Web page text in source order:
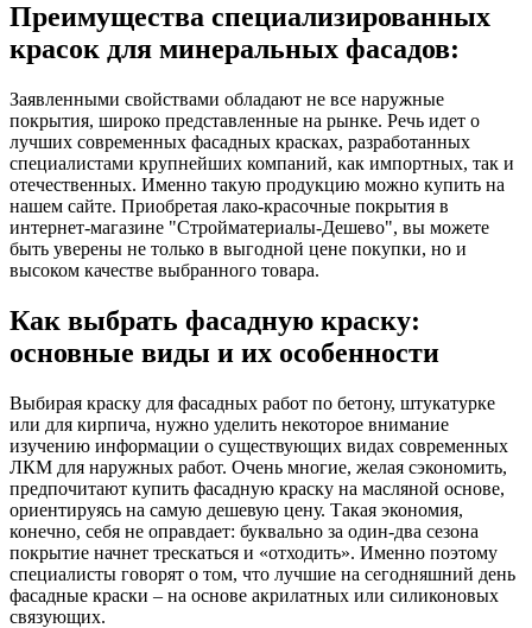
Преимущества специализированных
красок для минеральных фасадов:
Заявленными свойствами обладают не все наружные
покрытия, широко представленные на рынке. Речь идет о
лучших современных фасадных красках, разработанных
специалистами крупнейших компаний, как импортных, так и
отечественных. Именно такую продукцию можно купить на
нашем сайте. Приобретая лако-красочные покрытия в
интернет-магазине "Стройматериалы-Дешево", вы можете
быть уверены не только в выгодной цене покупки, но и
высоком качестве выбранного товара.
Как выбрать фасадную краску:
основные виды и их особенности
Выбирая краску для фасадных работ по бетону, штукатурке
или для кирпича, нужно уделить некоторое внимание
изучению информации о существующих видах современных
ЛКМ для наружных работ. Очень многие, желая сэкономить,
предпочитают купить фасадную краску на масляной основе,
ориентируясь на самую дешевую цену. Такая экономия,
конечно, себя не оправдает: буквально за один-два сезона
покрытие начнет трескаться и «отходить». Именно поэтому
специалисты говорят о том, что лучшие на сегодняшний день
фасадные краски – на основе акрилатных или силиконовых
связующих.